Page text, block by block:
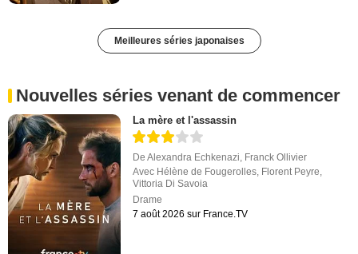
Meilleures séries japonaises
Nouvelles séries venant de commencer
La mère et l'assassin
DeAlexandra Echkenazi Franck Ollivier
Avec Hélène de Fougerolles Florent Peyre
Vittoria Di Savoia
Drame
7 août 2026 sur France.TV